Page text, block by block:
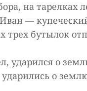
на тарелках
—
трех бутылок
ударился о
о